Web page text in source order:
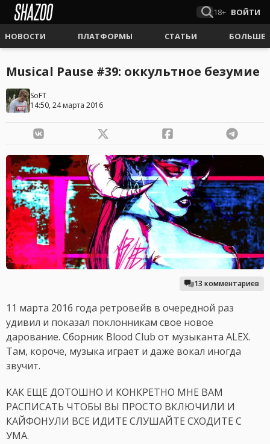
18+ ВОЙТИ
НОВОСТИ ПЛАТФОРМЫ СТАТЬИ БОЛЬШЕ
Musical Pause #39: оккультное безумие
SoFT
14:50, 24 марта 2016
13 комментариев
11 марта 2016 года ретровейв в очередной раз
удивил и показал поклонникам свое новое
дарование. Сборник Blood Club от музыканта ALEX.
Там, короче, музыка играет и даже вокал иногда
звучит.
КАК ЕЩЕ ДОТОШНО И КОНКРЕТНО МНЕ ВАМ
РАСПИСАТЬ ЧТОБЫ ВЫ ПРОСТО ВКЛЮЧИЛИ И
КАЙФОНУЛИ ВСЕ ИДИТЕ СЛУШАЙТЕ СХОДИТЕ С
УМА.